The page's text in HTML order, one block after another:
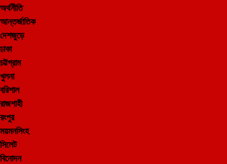
অর্থনীতি
আন্তর্জাতিক
দেশজুড়ে
ঢাকা
চট্টগ্রাম
খুলনা
বরিশাল
রাজশাহী
রংপুর
ময়মনসিংহ
সিলেট
বিনোদন